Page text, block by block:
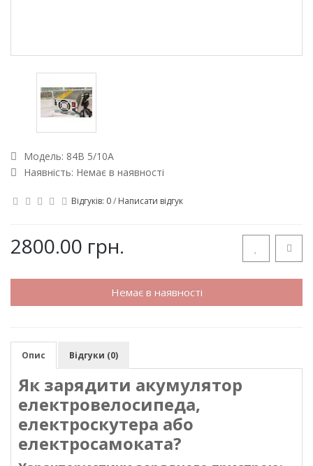
Модель: 84В 5/10А
Наявність: Немає в наявності
Відгуків: 0/ Написати відгук
2800.00 грн.
Немає в наявності
Опис Відгуки (0)
Як зарядити акумулятор
електровелосипеда,
електроскутера або
електросамоката?